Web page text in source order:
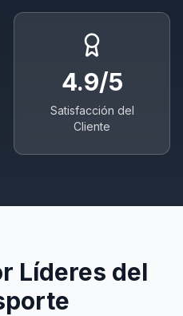
4.9/5
Satisfacción del
Cliente
Líderes del